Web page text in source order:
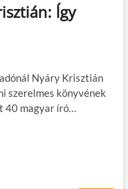
Így
Nyáry Krisztián
szerelmes könyvének
40 magyar író…